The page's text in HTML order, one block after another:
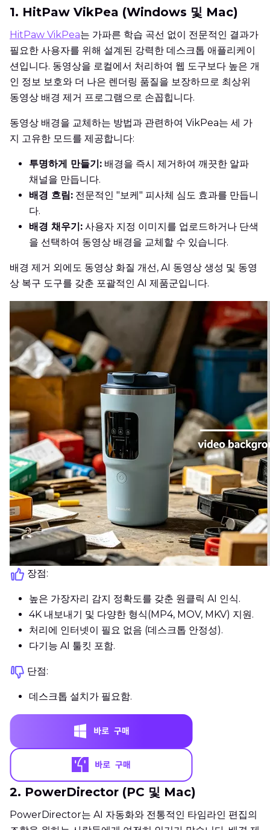
1. HitPaw VikPea (Windows 및 Mac)
HitPaw VikPea는 가파른 학습 곡선 없이 전문적인 결과가
필요한 사용자를 위해 설계된 강력한 데스크톱 애플리케이
션입니다. 동영상을 로컬에서 처리하여 웹 도구보다 높은 개
인 정보 보호와 더 나은 렌더링 품질을 보장하므로 최상위
동영상 배경 제거 프로그램으로 손꼽힙니다.
동영상 배경을 교체하는 방법과 관련하여 VikPea는 세 가
지 고유한 모드를 제공합니다:
투명하게 만들기: 배경을 즉시 제거하여 깨끗한 알파
채널을 만듭니다.
배경 흐림: 전문적인 "보케" 피사체 심도 효과를 만듭니
다.
배경 채우기: 사용자 지정 이미지를 업로드하거나 단색
을 선택하여 동영상 배경을 교체할 수 있습니다.
배경 제거 외에도 동영상 화질 개선, AI 동영상 생성 및 동영
상 복구 도구를 갖춘 포괄적인 AI 제품군입니다.
장점:
높은 가장자리 감지 정확도를 갖춘 원클릭 AI 인식.
4K 내보내기 및 다양한 형식(MP4, MOV, MKV) 지원.
처리에 인터넷이 필요 없음 (데스크톱 안정성).
다기능 AI 툴킷 포함.
단점:
데스크톱 설치가 필요함.
2. PowerDirector (PC 및 Mac)
PowerDirector는 AI 자동화와 전통적인 타임라인 편집의